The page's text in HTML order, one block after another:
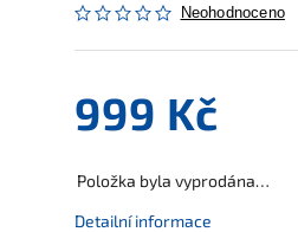
Neohodnoceno
999 Kč
Položka byla vyprodána…
Detailní informace